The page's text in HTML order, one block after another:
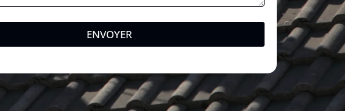
ENVOYER